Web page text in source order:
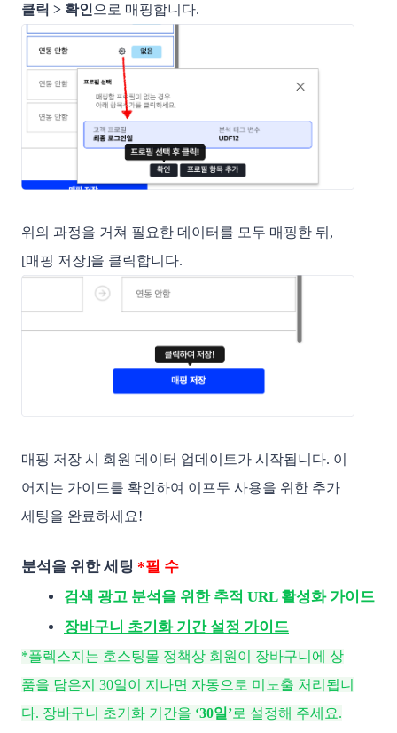
클릭 > 확인 으로 매핑합니다.
위의 과정을 거쳐 필요한 데이터를 모두 매핑한 뒤,
[매핑 저장]을 클릭합니다.
매핑 저장 시 회원 데이터 업데이트가 시작됩니다. 이
어지는 가이드를 확인하여 이프두 사용을 위한 추가
세팅을 완료하세요!
분석을 위한 세팅 *필 수
검색 광고 분석을 위한 추적 URL 활성화 가이드
장바구니 초기화 기간 설정 가이드
*플렉스지는 호스팅몰 정책상 회원이 장바구니에 상
품을 담은지 30일이 지나면 자동으로 미노출 처리됩니
다. 장바구니 초기화 기간을 ‘30일’로 설정해 주세요.